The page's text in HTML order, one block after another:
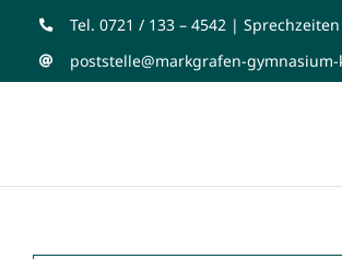
Zum
Inhalt
Tel. 0721 / 133 – 4542 |
poststelle@markgrafen-